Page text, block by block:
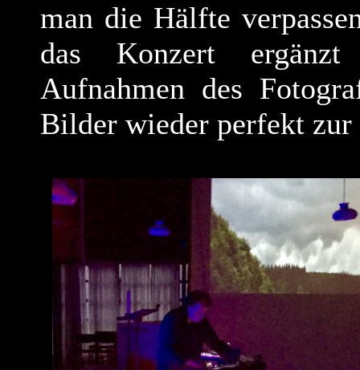
man die Hälfte
das Konzert
Aufnahmen des
Bilder wieder perfekt